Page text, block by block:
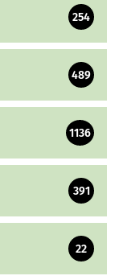
254
489
1136
391
22